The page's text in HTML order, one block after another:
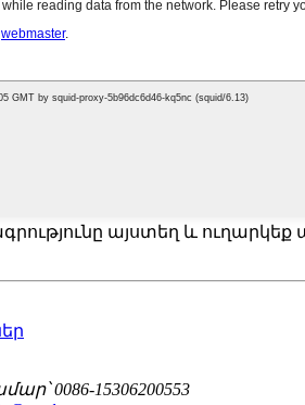
այստեղ և ուղարկեք
0086-15306200553